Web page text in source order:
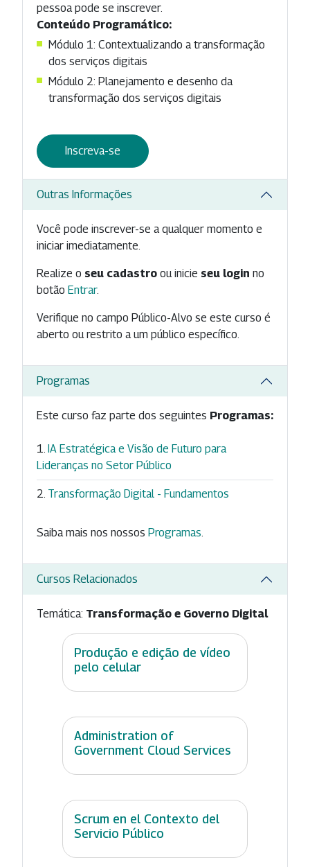
pessoa pode se inscrever.
Conteúdo Programático:
Módulo 1: Contextualizando a transformação
dos serviços digitais
Módulo 2: Planejamento e desenho da
transformação dos serviços digitais
Inscreva-se
Outras Informações
Você pode inscrever-se a qualquer momento e
iniciar imediatamente.
Realize o seu cadastro ou inicie seu login no
botão Entrar.
Verifique no campo Público-Alvo se este curso é
aberto ou restrito a um público específico.
Programas
Este curso faz parte dos seguintes Programas:
IA Estratégica e Visão de Futuro para
Lideranças no Setor Público
Transformação Digital - Fundamentos
Saiba mais nos nossos Programas
Cursos Relacionados
Temática: Transformação e Governo Digital
Produção e edição de vídeo
pelo celular
Administration of
Government Cloud Services
Scrum en el Contexto del
Servicio Público